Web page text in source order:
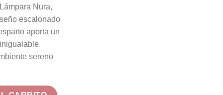
Nura,
escalonado
aporta un
sereno
Naturales Nura cantidad